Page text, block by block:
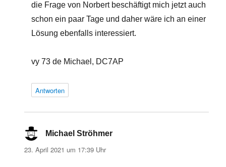
die Frage von Norbert beschäftigt mich jetzt auch
schon ein paar Tage und daher wäre ich an einer
Lösung ebenfalls interessiert.
vy 73 de Michael, DC7AP
Antworten
Michael Ströhmer
23. April 2021 um 17:39 Uhr